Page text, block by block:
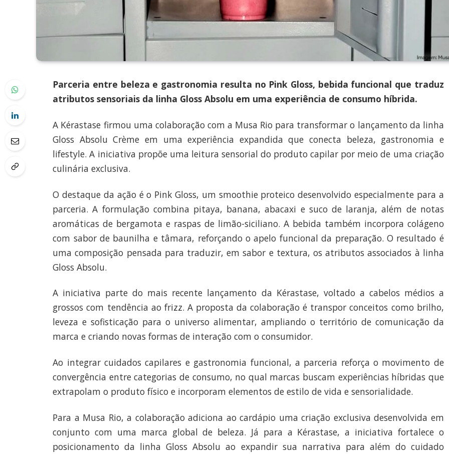
Parceria entre beleza e gastronomia resulta no Pink Gloss, bebida funcional que traduz
atributos sensoriais da linha Gloss Absolu em uma experiência de consumo híbrida.
A Kérastase firmou uma colaboração com a Musa Rio para transformar o lançamento da linha
Gloss Absolu Crème em uma experiência expandida que conecta beleza, gastronomia e
lifestyle. A iniciativa propõe uma leitura sensorial do produto capilar por meio de uma criação
culinária exclusiva.
O destaque da ação é o Pink Gloss, um smoothie proteico desenvolvido especialmente para a
parceria. A formulação combina pitaya, banana, abacaxi e suco de laranja, além de notas
aromáticas de bergamota e raspas de limão-siciliano. A bebida também incorpora colágeno
com sabor de baunilha e tâmara, reforçando o apelo funcional da preparação. O resultado é
uma composição pensada para traduzir, em sabor e textura, os atributos associados à linha
Gloss Absolu.
A iniciativa parte do mais recente lançamento da Kérastase, voltado a cabelos médios a
grossos com tendência ao frizz. A proposta da colaboração é transpor conceitos como brilho,
leveza e sofisticação para o universo alimentar, ampliando o território de comunicação da
marca e criando novas formas de interação com o consumidor.
Ao integrar cuidados capilares e gastronomia funcional, a parceria reforça o movimento de
convergência entre categorias de consumo, no qual marcas buscam experiências híbridas que
extrapolam o produto físico e incorporam elementos de estilo de vida e sensorialidade.
Para a Musa Rio, a colaboração adiciona ao cardápio uma criação exclusiva desenvolvida em
conjunto com uma marca global de beleza. Já para a Kérastase, a iniciativa fortalece o
posicionamento da linha Gloss Absolu ao expandir sua narrativa para além do cuidado